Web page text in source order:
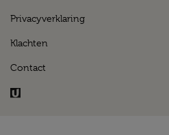
Privacyverklaring
Klachten
Contact